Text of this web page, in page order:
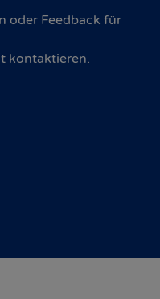
oder Feedback für
kontaktieren.